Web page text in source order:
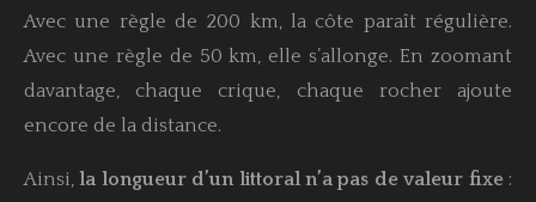
Avec une règle de 200 km, la côte paraît régulière.
Avec une règle de 50 km, elle s’allonge. En zoomant
davantage, chaque crique, chaque rocher ajoute
encore de la distance.
Ainsi, la longueur d’un littoral n’a pas de valeur fixe: